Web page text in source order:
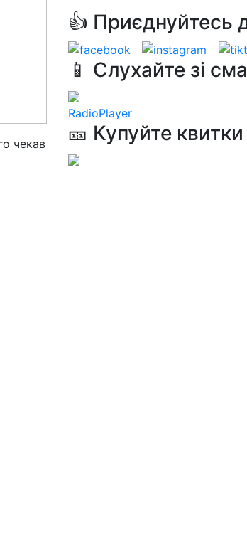
чекав
👍 Приєднуйтесь
📱 Слухайте зі
RadioPlayer
🎫 Купуйте